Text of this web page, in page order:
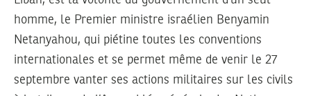
homme, le Premier ministre israélien Benyamin
Netanyahou, qui piétine toutes les conventions
internationales et se permet même de venir le 27
septembre vanter ses actions militaires sur les civils